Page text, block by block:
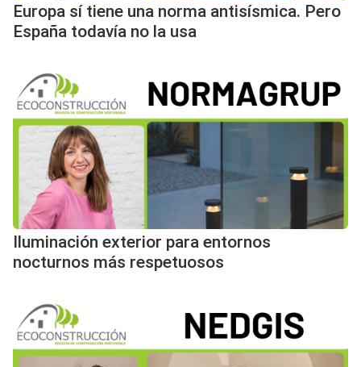
Europa sí tiene una norma antisísmica. Pero
España todavía no la usa
Iluminación exterior para entornos
nocturnos más respetuosos